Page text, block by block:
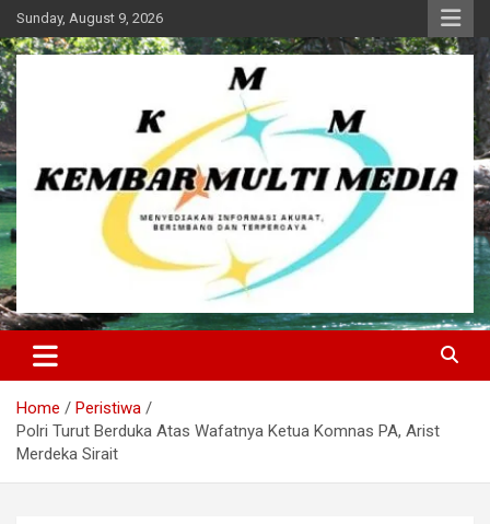
Skip
to
content
Sunday, August 9, 2026
Kembar Multi Media
Home
Peristiwa
Polri Turut Berduka Atas Wafatnya Ketua Komnas PA, Arist
Merdeka Sirait